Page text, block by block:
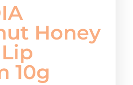
Honey
10g